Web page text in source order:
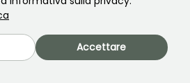
Accettare
degli amanti delle piante!